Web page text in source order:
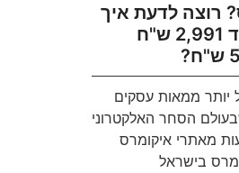
רוצה לדעת איך
הפכנו תוך חודש אחד 2,991 ש"ח
יותר ממאות עסקים
הסחר האלקטרוני
מאתרי איקומרס
בישראל